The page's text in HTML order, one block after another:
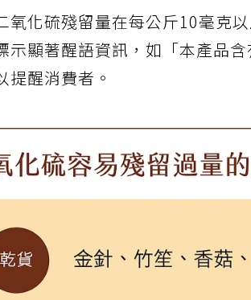
氧化硫殘留量在每公斤10毫克
示顯著醒語資訊，如「本產品
醒消費者。